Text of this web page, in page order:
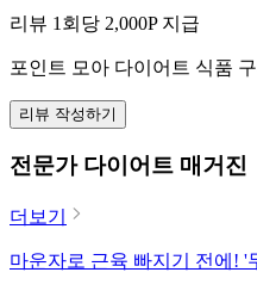
리뷰 1회당 2,000P 지급
포인트 모아 다이어트 식품
리뷰 작성하기
전문가 다이어트 매거진
더보기
마운자로 근육 빠지기 전에! '